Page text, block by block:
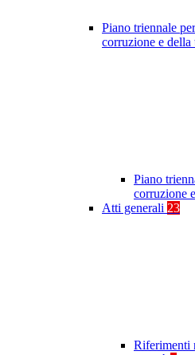
Piano triennale
corruzione e della
Piano
corruzione
Atti generali 23
Riferimenti